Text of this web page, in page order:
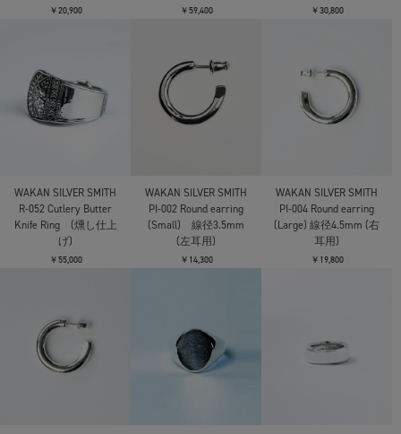
￥20,900 ￥59,400 ￥30,800
WAKAN SILVER SMITH
R-052 Cutlery Butter
Knife Ring (燻し仕上
げ)
￥55,000
WAKAN SILVER SMITH
PI-002 Round earring
(Small) 線径3.5mm
(左耳用)
￥14,300
WAKAN SILVER SMITH
PI-004 Round earring
(Large) 線径4.5mm (右
耳用)
￥19,800